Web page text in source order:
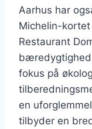
Aarhus har
Michelin-
Restaurant
fokus på
en
tilbyder en